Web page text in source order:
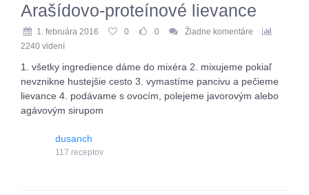
Arašídovo-proteínové lievance
1. februára 2016 0 0
Žiadne komentáre
2240 videní
1. všetky ingredience dáme do mixéra 2. mixujeme pokiaľ
nevznikne hustejšie cesto 3. vymastíme pancivu a pečieme
lievance 4. podávame s ovocím, polejeme javorovým alebo
agávovým sirupom
dusanch
117 receptov